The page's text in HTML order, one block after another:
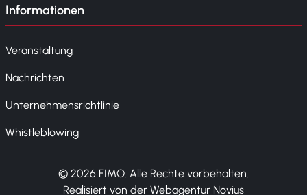
Informationen
Veranstaltung
Nachrichten
Unternehmensrichtlinie
Whistleblowing
© 2026 FIMO. Alle Rechte vorbehalten.
Realisiert von der Webagentur Novius